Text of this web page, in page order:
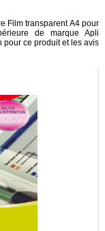
Film transparent A4 pour
de marque Apli
ce produit et les avis